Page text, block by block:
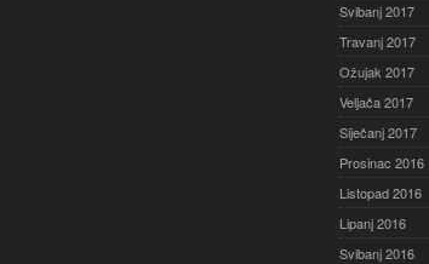
Svibanj 2017
Travanj 2017
Ožujak 2017
Veljača 2017
Siječanj 2017
Prosinac 2016
Listopad 2016
Lipanj 2016
Svibanj 2016